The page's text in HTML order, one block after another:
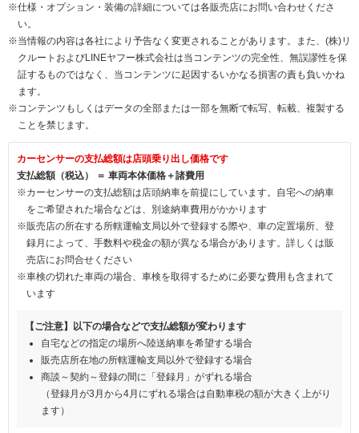
※仕様・オプション・装備の詳細については各販売店にお問い合わせくださ
い。
※当情報の内容は各社により予告なく変更されることがあります。また、(株)リ
クルートおよびLINEヤフー株式会社は当コンテンツの完全性、無誤謬性を保
証するものではなく、当コンテンツに起因するいかなる損害の責も負いかね
ます。
※コンテンツもしくはデータの全部または一部を無断で転写、転載、複製する
ことを禁じます。
カーセンサーの支払総額は店頭乗り出し価格です
支払総額（税込） ＝ 車両本体価格＋諸費用
※カーセンサーの支払総額は店頭納車を前提にしています。自宅への納車
をご希望された場合などは、別途納車費用がかかります
※販売店の所在する所轄運輸支局以外で登録する際や、車の定置場所、登
録月によって、手数料や税金の額が異なる場合があります。詳しくは販
売店にお問合せください
※車検の切れた車両の場合、車検を取得するために必要な費用も含まれて
います
【ご注意】以下の場合などで支払総額が変わります
自宅などの指定の場所へ陸送納車を希望する場合
販売店所在地の所轄運輸支局以外で登録する場合
商談～契約～登録の間に「登録月」がずれる場合
（登録月が3月から4月にずれる場合は自動車税の額が大きく上がり
ます）